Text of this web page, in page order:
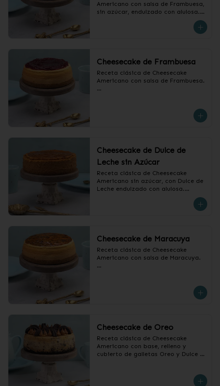
Americano con salsa de Frambuesa,
sin azúcar, endulzado con alulosa.
Cheesecake de Frambuesa
Receta clásica de Cheesecake
Americano con salsa de Frambuesa.
Cheesecake de Dulce de
Leche sin Azúcar
Receta clásica de Cheesecake
Americano sin azúcar, con Dulce de
Leche endulzado con alulosa.
Cheesecake de Maracuya
Receta clásica de Cheesecake
Americano con salsa de Maracuya.
Cheesecake de Oreo
Receta clásica de Cheesecake
Americano con base, relleno y
cubierto de galletas Oreo y Dulce